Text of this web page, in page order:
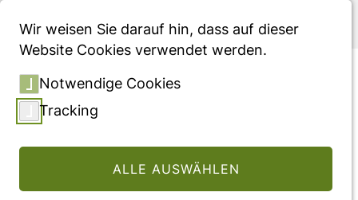
Menü
Nutzenbewertung von
eHealth: Wie können
ökonomische Bewertungen
objektiv im eHealth-Kontext
genutzt werden?
Wir weisen Sie darauf hin, dass auf dieser
Website Cookies verwendet werden.
Notwendige Cookies
Tracking
ALLE AUSWÄHLEN